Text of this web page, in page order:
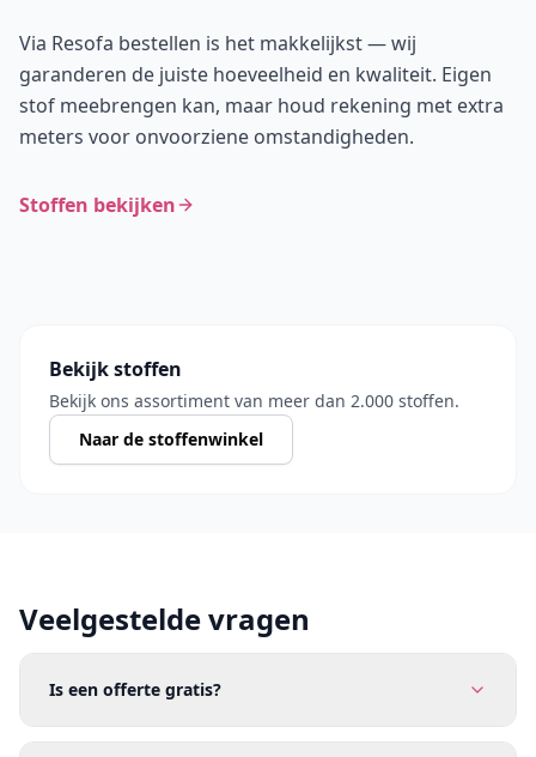
Via Resofa bestellen is het makkelijkst — wij
garanderen de juiste hoeveelheid en kwaliteit. Eigen
stof meebrengen kan, maar houd rekening met extra
meters voor onvoorziene omstandigheden.
Stoffen bekijken
Bekijk stoffen
Bekijk ons assortiment van meer dan 2.000 stoffen.
Naar de stoffenwinkel
Veelgestelde vragen
Is een offerte gratis?